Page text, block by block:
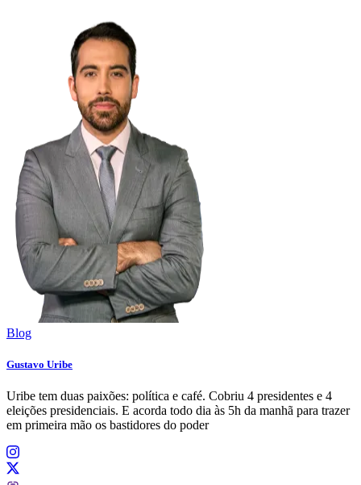
Blog
Gustavo Uribe
Uribe tem duas paixões: política e café. Cobriu 4 presidentes e 4
eleições presidenciais. E acorda todo dia às 5h da manhã para trazer
em primeira mão os bastidores do poder